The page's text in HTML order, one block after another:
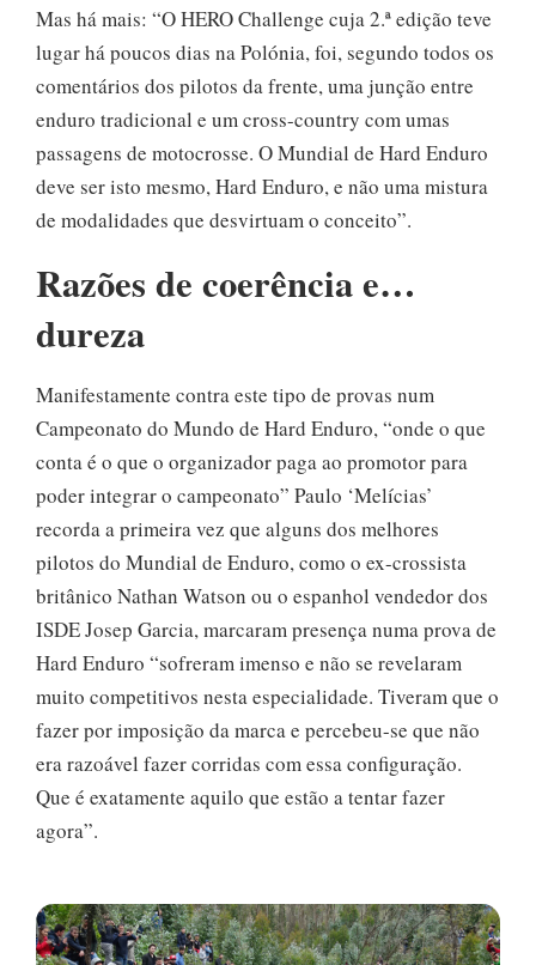
Mas há mais: “O HERO Challenge cuja 2.ª edição teve
lugar há poucos dias na Polónia, foi, segundo todos os
comentários dos pilotos da frente, uma junção entre
enduro tradicional e um cross-country com umas
passagens de motocrosse. O Mundial de Hard Enduro
deve ser isto mesmo, Hard Enduro, e não uma mistura
de modalidades que desvirtuam o conceito”.
Razões de coerência e…
dureza
Manifestamente contra este tipo de provas num
Campeonato do Mundo de Hard Enduro, “onde o que
conta é o que o organizador paga ao promotor para
poder integrar o campeonato” Paulo ‘Melícias’
recorda a primeira vez que alguns dos melhores
pilotos do Mundial de Enduro, como o ex-crossista
britânico Nathan Watson ou o espanhol vendedor dos
ISDE Josep Garcia, marcaram presença numa prova de
Hard Enduro “sofreram imenso e não se revelaram
muito competitivos nesta especialidade. Tiveram que o
fazer por imposição da marca e percebeu-se que não
era razoável fazer corridas com essa configuração.
Que é exatamente aquilo que estão a tentar fazer
agora”.